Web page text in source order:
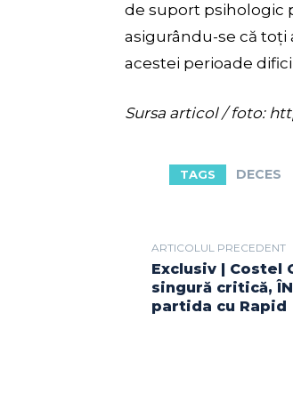
de suport psihologic
asigurându-se că toți
acestei perioade
Sursa articol / foto:
TAGS DECES
ARTICOLUL PRECEDENT
Exclusiv | Costel
singură critică, ÎN
partida cu Rapid